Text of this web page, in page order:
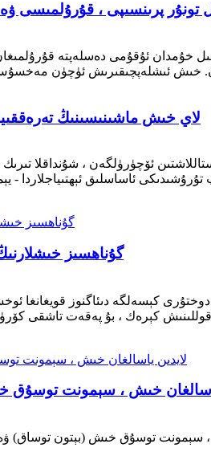
تونۇر پرىنسىپى ، قۇرۇلمىسى
ئۇقۇمى دەسلەپتە قۇرۇلمىغان
لاي خىش ماشىنىسىنىڭ
ئۆچۈرۈلگەن ، شۇنداقلا تىرىك
گۇناھسىز
دوختۇرى كېسەلگە دىئاگنوز
خىش ، سېمونت
سېمونت توسۇق خىش (بېتون توساق)